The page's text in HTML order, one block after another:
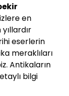
en
eserlerin
meraklıları
Antikaların
bilgi